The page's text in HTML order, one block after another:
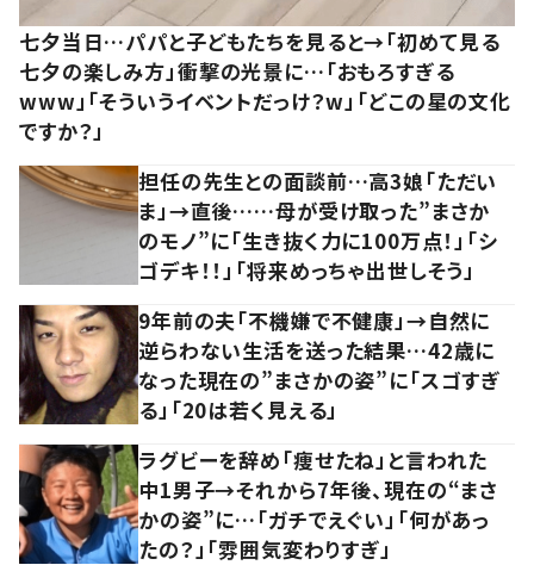
七夕当日…パパと子どもたちを見ると→「初めて見る
七夕の楽しみ方」衝撃の光景に…「おもろすぎる
www」「そういうイベントだっけ？w」「どこの星の文化
ですか？」
担任の先生との面談前…高3娘「ただい
ま」→直後……母が受け取った”まさか
のモノ”に「生き抜く力に100万点！」「シ
ゴデキ！！」「将来めっちゃ出世しそう」
9年前の夫「不機嫌で不健康」→自然に
逆らわない生活を送った結果…42歳に
なった現在の”まさかの姿”に「スゴすぎ
る」「20は若く見える」
ラグビーを辞め「痩せたね」と言われた
中1男子→それから7年後、現在の“まさ
かの姿”に…「ガチでえぐい」「何があっ
たの？」「雰囲気変わりすぎ」